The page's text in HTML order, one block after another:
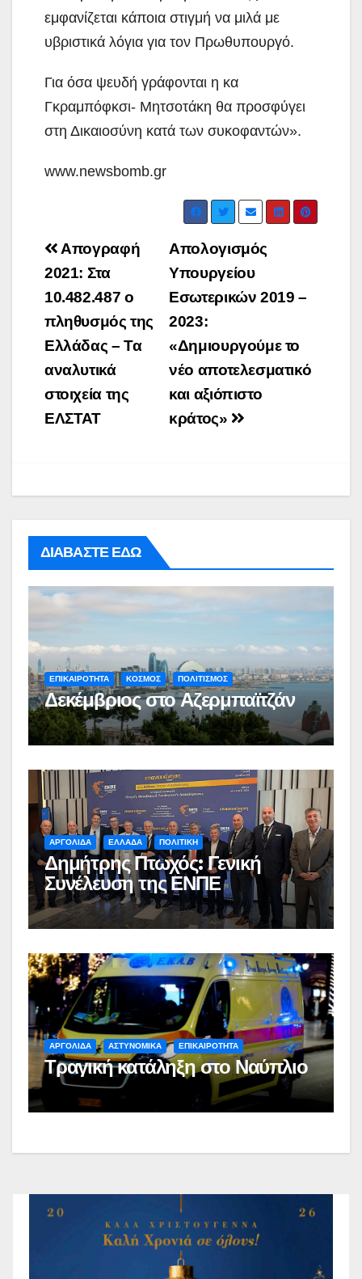
εμφανίζεται κάποια στιγμή να μιλά με
υβριστικά λόγια για τον Πρωθυπουργό.
Για όσα ψευδή γράφονται η κα
Γκραμπόφκσι- Μητσοτάκη θα προσφύγει
στη Δικαιοσύνη κατά των συκοφαντών».
www.newsbomb.gr
Post
navigation
Απολογισμός
Υπουργείου
Εσωτερικών 2019 –
2023:
«Δημιουργούμε το
νέο αποτελεσματικό
και αξιόπιστο
κράτος»
Απογραφή
2021: Στα
10.482.487 ο
πληθυσμός της
Ελλάδας – Τα
αναλυτικά
στοιχεία της
ΕΛΣΤΑΤ
ΔΙΑΒΑΣΤΕ ΕΔΩ
ΕΠΙΚΑΙΡΟΤΗΤΑ ΚΟΣΜΟΣ ΠΟΛΙΤΙΣΜΟΣ
Δεκέμβριος στο Αζερμπαϊτζάν
ΑΡΓΟΛΙΔΑ ΕΛΛΑΔΑ ΠΟΛΙΤΙΚΗ
Δημήτρης Πτωχός: Γενική
Συνέλευση της ΕΝΠΕ
ΑΡΓΟΛΙΔΑ ΑΣΤΥΝΟΜΙΚΑ ΕΠΙΚΑΙΡΟΤΗΤΑ
Τραγική κατάληξη στο Ναύπλιο